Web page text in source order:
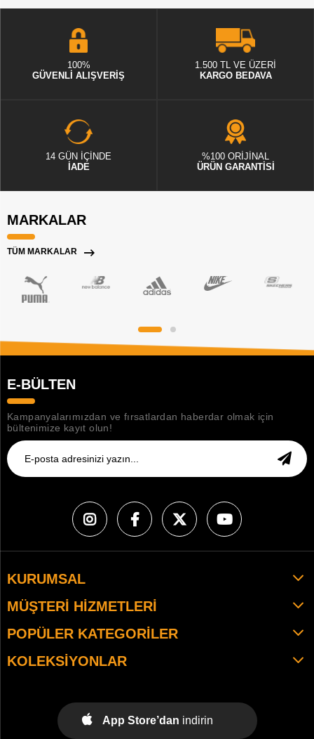
100%
GÜVENLİ ALIŞVERİŞ
1.500 TL VE ÜZERİ
KARGO BEDAVA
14 GÜN İÇİNDE
İADE
%100 ORİJİNAL
ÜRÜN GARANTİSİ
MARKALAR
TÜM MARKALAR
E-BÜLTEN
Kampanyalarımızdan ve fırsatlardan haberdar olmak için
bültenimize kayıt olun!
KURUMSAL
MÜŞTERI HIZMETLERI
POPÜLER KATEGORILER
KOLEKSIYONLAR
App Store’dan indirin